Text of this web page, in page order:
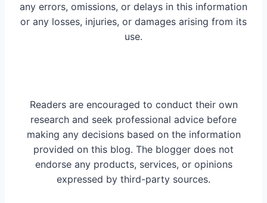
any errors, omissions, or delays in this information
or any losses, injuries, or damages arising from its
use.
Readers are encouraged to conduct their own
research and seek professional advice before
making any decisions based on the information
provided on this blog. The blogger does not
endorse any products, services, or opinions
expressed by third-party sources.